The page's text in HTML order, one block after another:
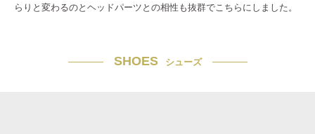
らりと変わるのとヘッドパーツとの相性も抜群でこちらにしました。
SHOES シューズ